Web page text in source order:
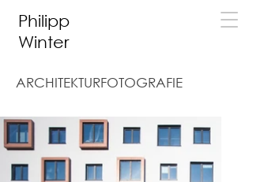
Philipp
Winter
ARCHITEKTURFOTOGRAFIE